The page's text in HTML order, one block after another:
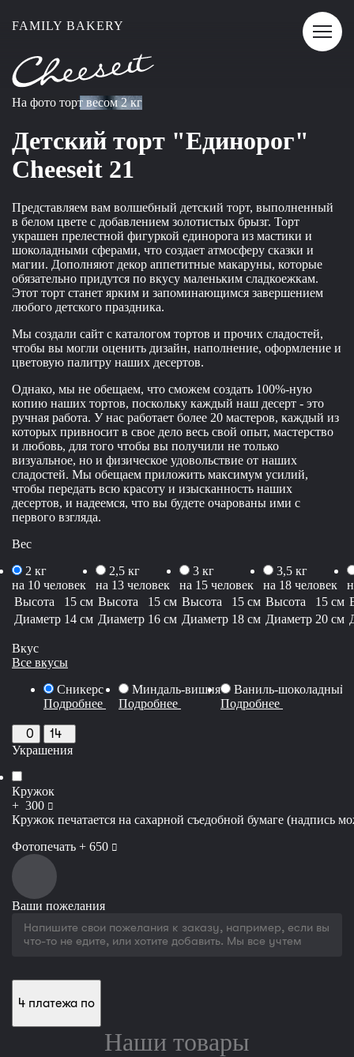
FAMILY BAKERY
На фото торт весом 2 кг
Детский торт "Единорог"
Cheeseit 21
Представляем вам волшебный детский торт, выполненный
в белом цвете с добавлением золотистых брызг. Торт
украшен прелестной фигуркой единорога из мастики и
шоколадными сферами, что создает атмосферу сказки и
магии. Дополняют декор аппетитные макаруны, которые
обязательно придутся по вкусу маленьким сладкоежкам.
Этот торт станет ярким и запоминающимся завершением
любого детского праздника.
Мы создали сайт с каталогом тортов и прочих сладостей,
чтобы вы могли оценить дизайн, наполнение, оформление и
цветовую палитру наших десертов.
Однако, мы не обещаем, что сможем создать 100%-ную
копию наших тортов, поскольку каждый наш десерт - это
ручная работа. У нас работает более 20 мастеров, каждый из
которых привносит в свое дело весь свой опыт, мастерство
и любовь, для того чтобы вы получили не только
визуальное, но и физическое удовольствие от наших
сладостей. Мы обещаем приложить максимум усилий,
чтобы передать всю красоту и изысканность наших
десертов, и надеемся, что вы будете очарованы ими с
первого взгляда.
Вес
2 кг
на 10 человек
Высота
15 см
Диаметр 14 см
2,5 кг
на 13 человек
Высота
15 см
Диаметр 16 см
3 кг
на 15 человек
Высота
15 см
Диаметр 18 см
3,5 кг
на 18 человек
Высота
15 см
Диаметр 20 см
Вкус
Все вкусы
Сникерс
Подробнее
Миндаль-вишня
Подробнее
Ваниль-шоколадный
Подробнее
0 14
Украшения
Кружок
+ 300 руб
Кружок печатается на сахарной съедобной бумаге (надпись
Фотопечать + 650 руб
Ваши пожелания
4 платежа по
Наши товары